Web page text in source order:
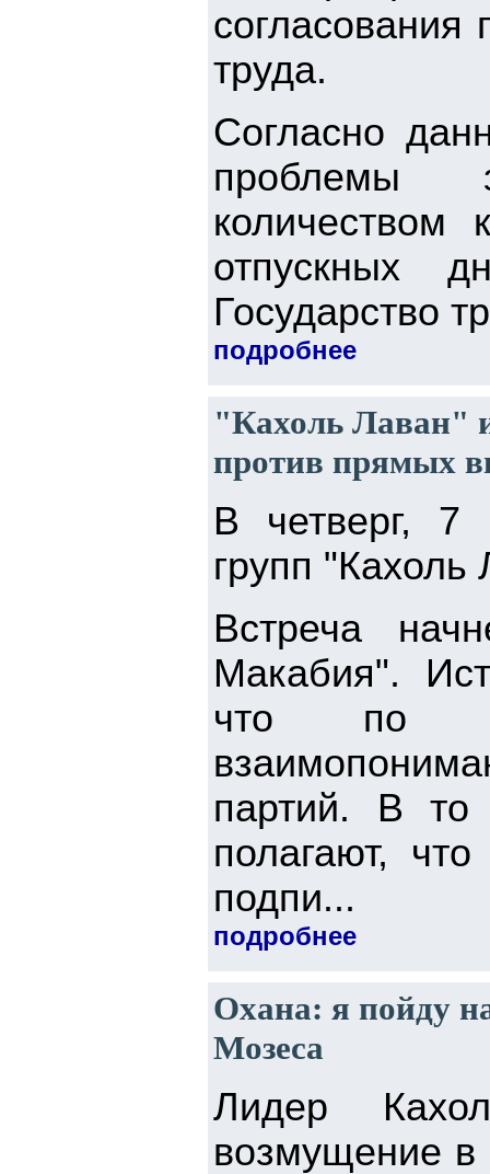
труда.
Согласно
проблемы
количеством
отпускных
Государство
подробнее
"Кахоль Лаван"
против прямых
В четверг, 7
групп
Встреча
Макабия".
что по
партий. В то
полагают,
подпи...
подробнее
Охана: я пойду
Мозеса
Лидер
возмущение в